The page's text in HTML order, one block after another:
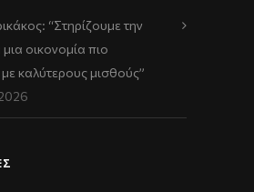
“Στηρίζουμε την
μια οικονομία πιο
καλύτερους μισθούς”